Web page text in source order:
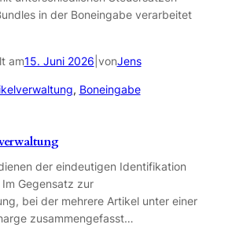
in der Boneingabe verarbeitet
am15. Juni 2026 vonJens
, Boneingabe
der eindeutigen Identifikation
Gegensatz zur
bei der mehrere Artikel unter einer
zusammengefasst…